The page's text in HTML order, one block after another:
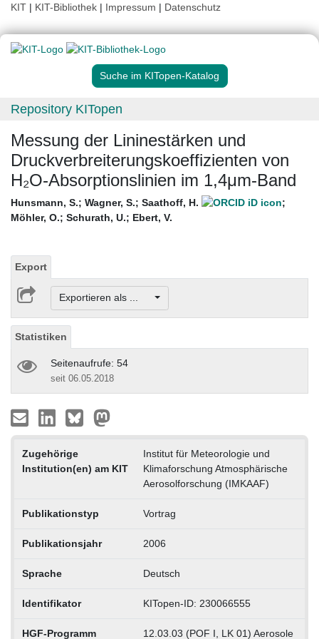
KIT | KIT-Bibliothek | Impressum | Datenschutz
Suche im KITopen-Katalog
Repository KITopen
Messung der Lininestärken und
Druckverbreiterungskoeffizienten von
H₂O-Absorptionslinien im 1,4μm-Band
Hunsmann, S.; Wagner, S.; Saathoff, H.
;
Möhler, O.; Schurath, U.; Ebert, V.
Export
Exportieren als ...
Statistiken
Seitenaufrufe: 54
seit 06.05.2018
Zugehörige
Institution(en) am KIT
Institut für Meteorologie und
Klimaforschung Atmosphärische
Aerosolforschung (IMKAAF)
Publikationstyp Vortrag
Publikationsjahr 2006
Sprache Deutsch
Identifikator KITopen-ID: 230066555
HGF-Programm 12.03.03 (POF I, LK 01) Aerosole